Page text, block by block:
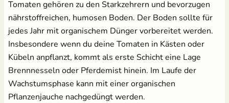
Tomaten gehören zu den Starkzehrern und bevorzugen
nährstoffreichen, humosen Boden. Der Boden sollte für
jedes Jahr mit organischem Dünger vorbereitet werden.
Insbesondere wenn du deine Tomaten in Kästen oder
Kübeln anpflanzt, kommt als erste Schicht eine Lage
Brennnesseln oder Pferdemist hinein. Im Laufe der
Wachstumsphase kann mit einer organischen
Pflanzenjauche nachgedüngt werden.